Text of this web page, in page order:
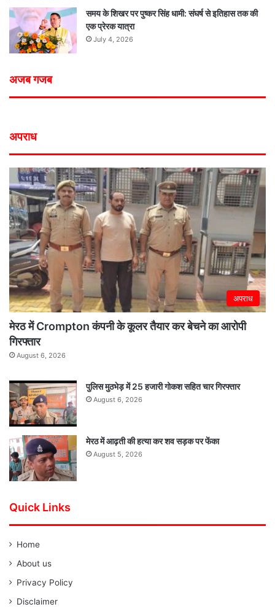
समय के शिखर पर पुष्कर सिंह धामी: संघर्ष से इतिहास तक की
एक प्रेरक यात्रा
July 4, 2026
अजब गजब
अपराध
अपराध
मेरठ में Crompton कंपनी के कूलर तैयार कर बेचने का आरोपी
गिरफ्तार
August 6, 2026
पुलिस मुठभेड़ में 25 हजारी गोकश सहित चार गिरफ्तार
August 6, 2026
मेरठ में आढ़ती की हत्या कर शव सड़क पर फेंका
August 5, 2026
Quick Links
Home
About us
Privacy Policy
Disclaimer